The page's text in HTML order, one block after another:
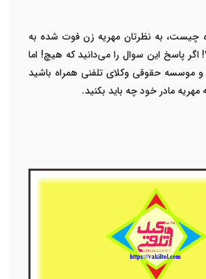
چیست، به نظرتان مهریه زن فوت شده به
! اگر پاسخ این سوال را می‌دانید که هیچ! اما
موسسه حقوقی وکلای تلفنی همراه باشید
مهریه مادر خود چه باید بکنید.